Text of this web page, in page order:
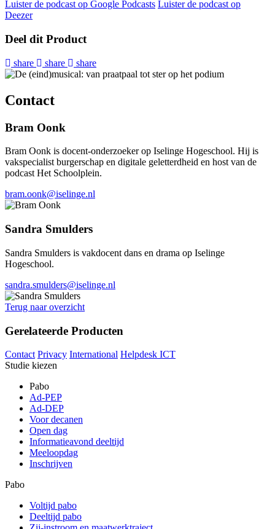
Luister de podcast op Google Podcasts Luister de podcast op
Deezer
Deel dit Product
share share share
Contact
Bram Oonk
Bram Oonk is docent-onderzoeker op Iselinge Hogeschool. Hij is
vakspecialist burgerschap en digitale geletterdheid en host van de
podcast Het Schoolplein.
bram.oonk@iselinge.nl
Sandra Smulders
Sandra Smulders is vakdocent dans en drama op Iselinge
Hogeschool.
sandra.smulders@iselinge.nl
Terug naar overzicht
Gerelateerde Producten
Contact Privacy International Helpdesk ICT
Studie kiezen
Pabo
Ad-PEP
Ad-DEP
Voor decanen
Open dag
Informatieavond deeltijd
Meeloopdag
Inschrijven
Pabo
Voltijd pabo
Deeltijd pabo